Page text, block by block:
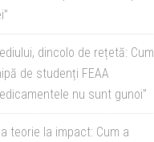
dincolo de rețetă: Cum
de studenți FEAA
nu sunt gunoi”
teorie la impact: Cum a